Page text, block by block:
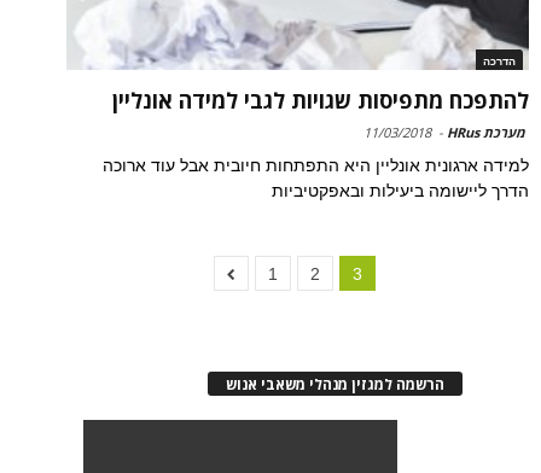
הדרכה
להתפכח מתפיסות שגויות לגבי למידה אונליין
מערכת HRus -
11/03/2018
למידה ארגונית אונליין היא התפתחות חיובית אבל עוד ארוכה
הדרך ליישומה ביעילות ובאפקטיביות
1 2 3
הרשמה למגזין מנהלי משאבי אנוש